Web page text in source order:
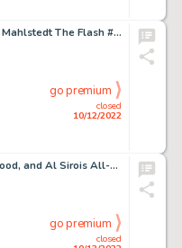
Keith Giffen and Larry Mahlstedt The Flash #307 Story Page 5 Original Art (DC, 1982)....
closed
10/12/2022
go premium
Keith Giffen, Wally Wood, and Al Sirois All-Star Comics #63 Story Page 9 Original Art (DC, 1976)....
closed
go premium